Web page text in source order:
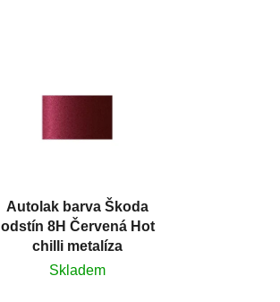
Autolak barva Škoda
odstín 8H Červená Hot
chilli metalíza
Skladem